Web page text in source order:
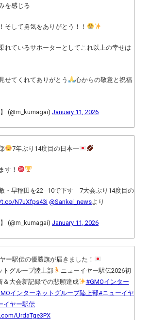
を感じる
そして勇気をありがとう！！
れているサポーターとしてこれ以上の幸せは
せてくれてありがとう
心からの敬意と祝福
(@m_kumagai) January 11, 2026
7年ぶり14度目の日本一
す！
・早稲田を22─10で下す 7大会ぶり14度目の
t.co/N7uXfps43i @Sankei_newsより
(@m_kumagai) January 11, 2026
ー駅伝の優勝旗が届きました！
トグループ陸上部
ニューイヤー駅伝2026初
＆大会新記録での悲願達成
#GMOインター
インターネットグループ陸上部#ニューイヤ
イヤー駅伝
UrdaTge3PX